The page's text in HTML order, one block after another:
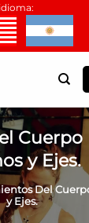
Cuerpo
y Ejes.
Del
y Ejes.